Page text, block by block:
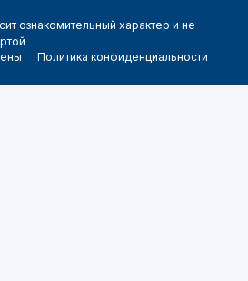
ознакомительный характер и не
Политика конфиденциальности